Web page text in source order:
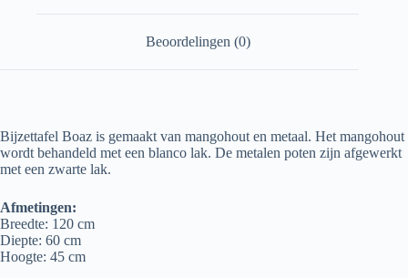
Beoordelingen (0)
Bijzettafel Boaz is gemaakt van mangohout en metaal. Het mangohout
wordt behandeld met een blanco lak. De metalen poten zijn afgewerkt
met een zwarte lak.
Afmetingen:
Breedte: 120 cm
Diepte: 60 cm
Hoogte: 45 cm